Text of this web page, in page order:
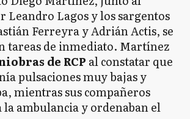
Leandro Lagos y los sargentos
Ferreyra y Adrián Actis, se
tareas de inmediato. Martínez
de RCP al constatar que
pulsaciones muy bajas y
mientras sus compañeros
la ambulancia y ordenaban el